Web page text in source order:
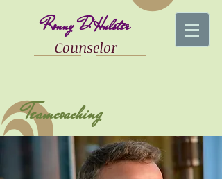
Ronny D'Hulster
Counselor
Teamcoaching